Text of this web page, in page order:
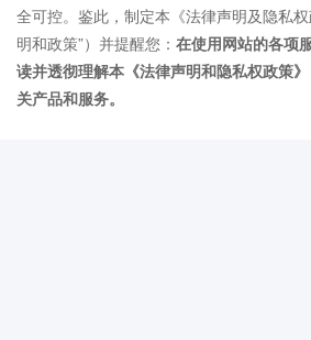
全可控。鉴此，制定本《法律声明及隐私
明和政策”）并提醒您： 在使用网站的各项
读并透彻理解本《法律声明和隐私权政策
关产品和服务。